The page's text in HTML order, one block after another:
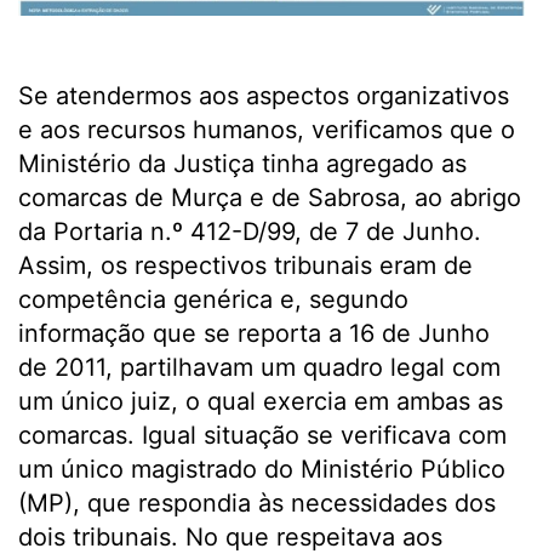
Se atendermos aos aspectos organizativos
e aos recursos humanos, verificamos que o
Ministério da Justiça tinha agregado as
comarcas de Murça e de Sabrosa, ao abrigo
da Portaria n.º 412-D/99, de 7 de Junho.
Assim, os respectivos tribunais eram de
competência genérica e, segundo
informação que se reporta a 16 de Junho
de 2011, partilhavam um quadro legal com
um único juiz, o qual exercia em ambas as
comarcas. Igual situação se verificava com
um único magistrado do Ministério Público
(MP), que respondia às necessidades dos
dois tribunais. No que respeitava aos